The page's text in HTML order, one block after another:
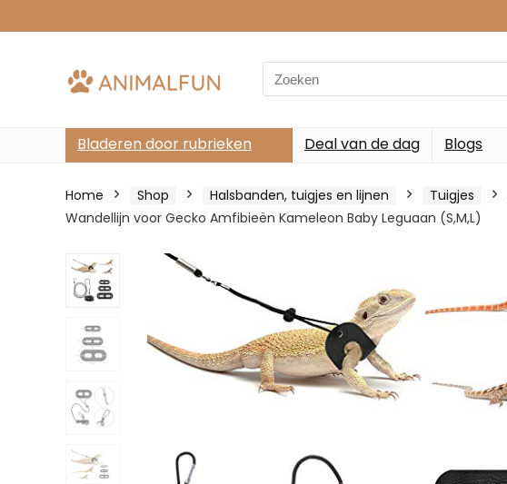
Search
for:
Bladeren door rubrieken Deal van de dag Blogs
Home Shop Halsbanden, tuigjes en lijnen Tuigjes
Wandellijn voor Gecko Amfibieën Kameleon Baby Leguaan (S,M,L)